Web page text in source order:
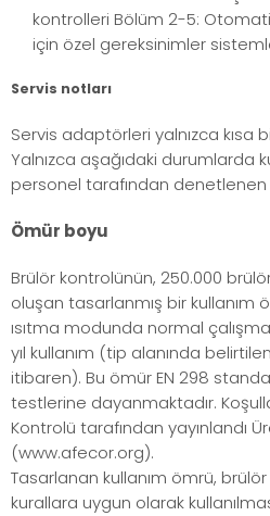
kontrolleri Bölüm 2-5:
için özel gereksinimler
Servis notları
Servis adaptörleri yalnızca kısa
Yalnızca aşağıdaki durumlarda
personel tarafından
Ömür boyu
Brülör kontrolünün, 250.000
oluşan tasarlanmış bir kullanım
ısıtma modunda normal çalışma
yıl kullanım (tip alanında
itibaren). Bu ömür EN 298
testlerine dayanmaktadır.
Kontrolü tarafından yayınlandı
(www.afecor.org).
Tasarlanan kullanım ömrü,
kurallara uygun olarak